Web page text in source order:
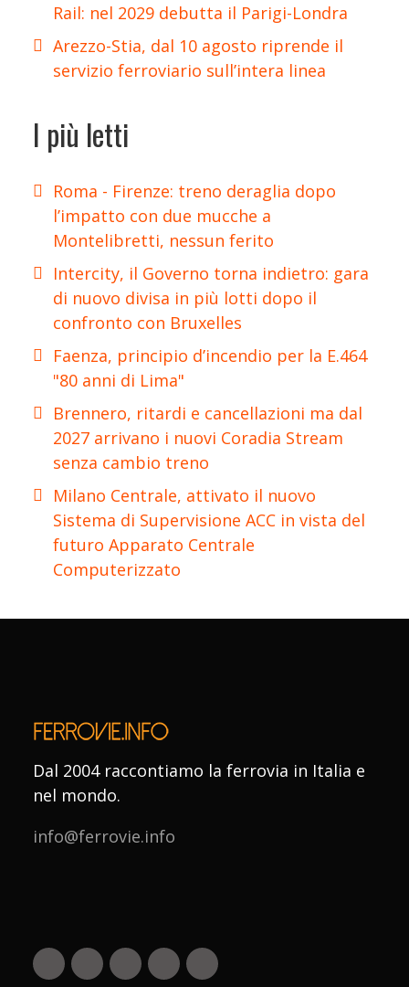
Rail: nel 2029 debutta il Parigi-Londra
Arezzo-Stia, dal 10 agosto riprende il
servizio ferroviario sull’intera linea
I più letti
Roma - Firenze: treno deraglia dopo
l’impatto con due mucche a
Montelibretti, nessun ferito
Intercity, il Governo torna indietro: gara
di nuovo divisa in più lotti dopo il
confronto con Bruxelles
Faenza, principio d’incendio per la E.464
"80 anni di Lima"
Brennero, ritardi e cancellazioni ma dal
2027 arrivano i nuovi Coradia Stream
senza cambio treno
Milano Centrale, attivato il nuovo
Sistema di Supervisione ACC in vista del
futuro Apparato Centrale
Computerizzato
Dal 2004 raccontiamo la ferrovia in Italia e
nel mondo.
info@ferrovie.info